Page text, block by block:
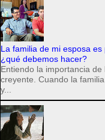
La familia de mi esposa
¿qué debemos hacer?
Entiendo la importancia
creyente. Cuando la
y...